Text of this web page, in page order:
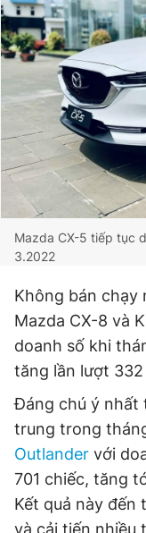
Mazda CX-5 tiếp tục
3.2022
Không bán chạy
Mazda CX-8 và
doanh số khi
tăng lần lượt 332
Đáng chú ý nhất
trung trong
Outlander với
701 chiếc, tăng
Kết quả này đến
và cải tiến nhiều